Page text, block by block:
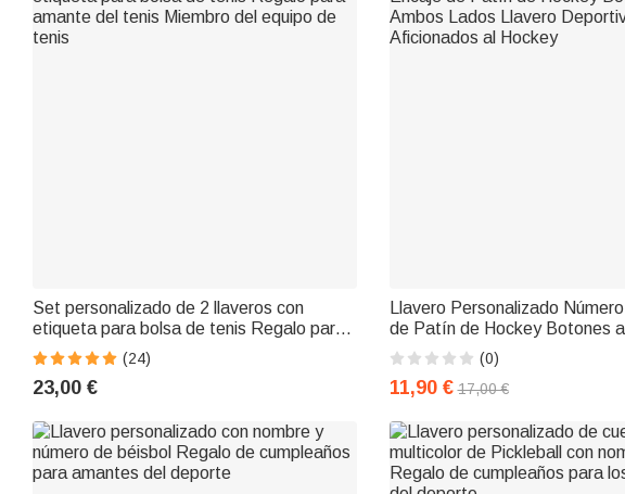
Set personalizado de 2 llaveros con
etiqueta para bolsa de tenis Regalo para
amante del tenis Miembro del equipo de
tenis
(24)
23,00 €
Llavero Personalizado
de Patín de Hockey Botones
Lados Llavero Deportivo para
al Hockey
(0)
11,90 € 17,00 €